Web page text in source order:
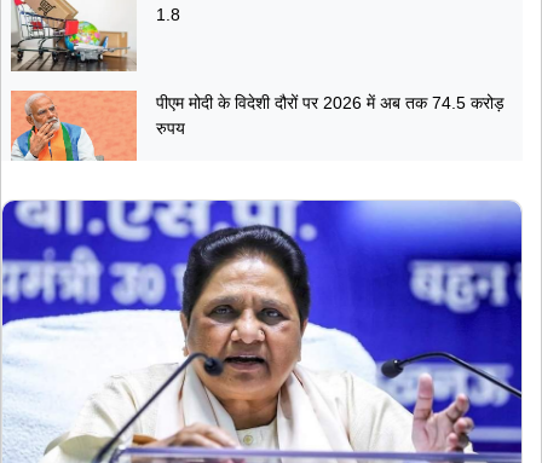
1.8
पीएम मोदी के विदेशी दौरों पर 2026 में अब तक 74.5 करोड़
रुपय